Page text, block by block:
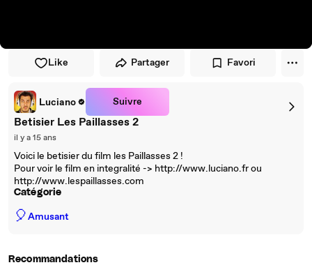
Like Partager Favori
Luciano Suivre
Betisier Les Paillasses 2
il y a 15 ans
Voici le betisier du film les Paillasses 2 !
Pour voir le film en integralité -> http://www.luciano.fr ou
http://www.lespaillasses.com
Catégorie
🎈Amusant
Recommandations